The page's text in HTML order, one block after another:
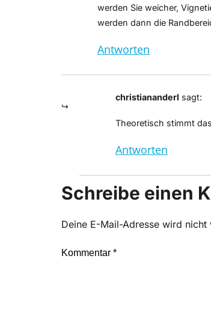
werden Sie weicher,
werden dann die
Antworten
christiananderl sagt:
Theoretisch stimmt
Antworten
Schreibe einen
Deine E-Mail-Adresse wird
Kommentar *